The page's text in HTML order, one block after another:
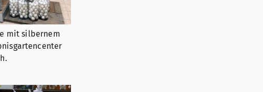
mit silbernem